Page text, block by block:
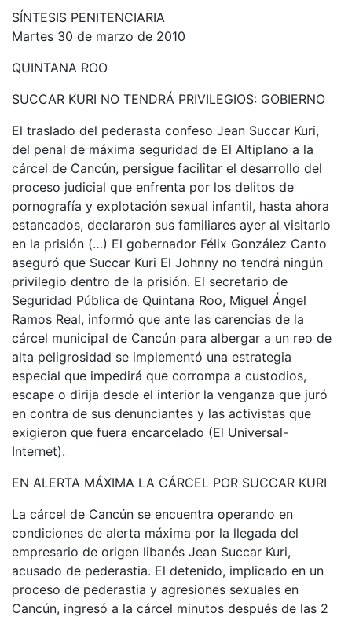
SÍNTESIS PENITENCIARIA
Martes 30 de marzo de 2010
QUINTANA ROO
SUCCAR KURI NO TENDRÁ PRIVILEGIOS: GOBIERNO
El traslado del pederasta confeso Jean Succar Kuri,
del penal de máxima seguridad de El Altiplano a la
cárcel de Cancún, persigue facilitar el desarrollo del
proceso judicial que enfrenta por los delitos de
pornografía y explotación sexual infantil, hasta ahora
estancados, declararon sus familiares ayer al visitarlo
en la prisión (…) El gobernador Félix González Canto
aseguró que Succar Kuri El Johnny no tendrá ningún
privilegio dentro de la prisión. El secretario de
Seguridad Pública de Quintana Roo, Miguel Ángel
Ramos Real, informó que ante las carencias de la
cárcel municipal de Cancún para albergar a un reo de
alta peligrosidad se implementó una estrategia
especial que impedirá que corrompa a custodios,
escape o dirija desde el interior la venganza que juró
en contra de sus denunciantes y las activistas que
exigieron que fuera encarcelado (El Universal-
Internet).
EN ALERTA MÁXIMA LA CÁRCEL POR SUCCAR KURI
La cárcel de Cancún se encuentra operando en
condiciones de alerta máxima por la llegada del
empresario de origen libanés Jean Succar Kuri,
acusado de pederastia. El detenido, implicado en un
proceso de pederastia y agresiones sexuales en
Cancún, ingresó a la cárcel minutos después de las 2